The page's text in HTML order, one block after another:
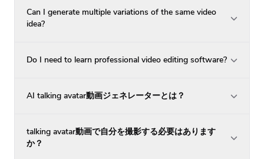
Can I generate multiple variations of the same video
idea?
Do I need to learn professional video editing software?
AI talking avatar動画ジェネレーターとは？
talking avatar動画で自分を撮影する必要はあります
か？